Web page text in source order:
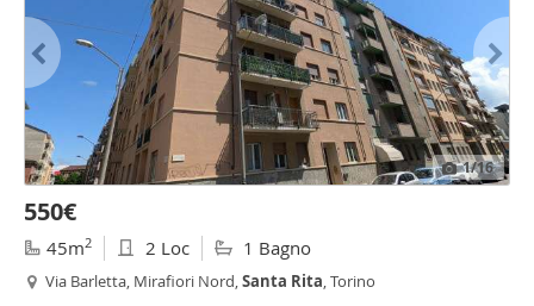
1/16
550€
45m2 2 Loc 1 Bagno
Via Barletta, Mirafiori Nord,Santa Rita, Torino